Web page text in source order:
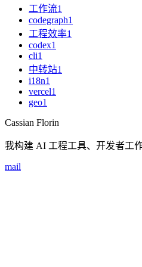
工作流1
codegraph1
工程效率1
codex1
cli1
中转站1
i18n1
vercel1
geo1
Cassian Florin
我构建 AI 工程工具、开发者工
mail